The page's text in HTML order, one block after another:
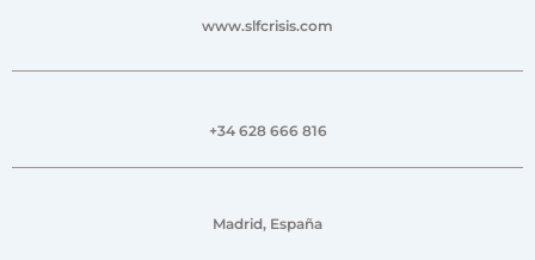
www.slfcrisis.com
+34 628 666 816
Madrid, España